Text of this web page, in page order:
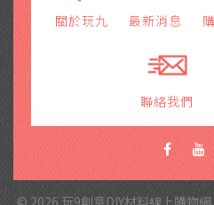
關於玩九 最新消息
聯絡我們
© 2026 玩9創意DIY材料線上購物